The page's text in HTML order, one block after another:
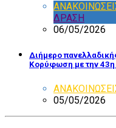
ΔΡΑΣΗ
06/05/2026
Διήμερο
Κορύφωση με την 43η
05/05/2026